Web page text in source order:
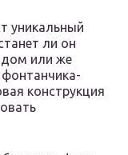
уникальный
ли он
или же
фонтанчика-
конструкция